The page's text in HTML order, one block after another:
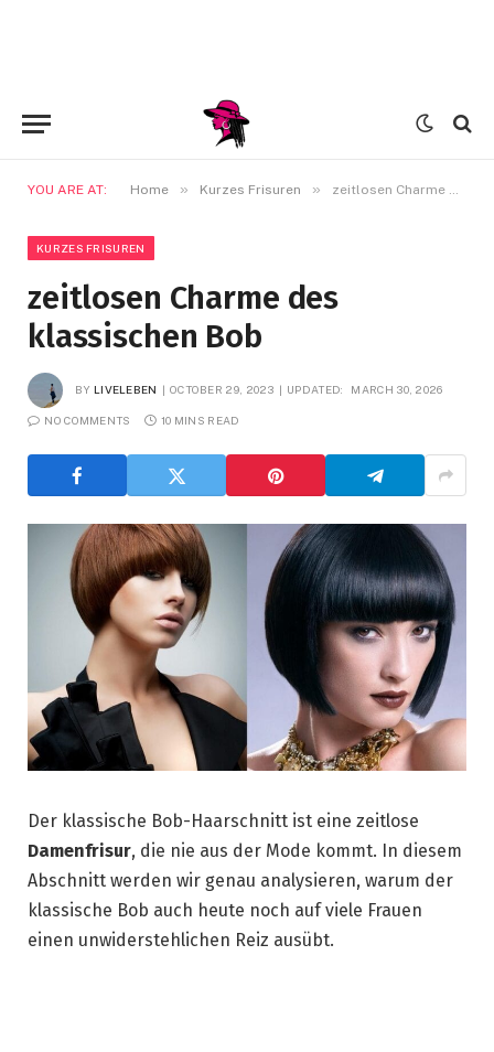
YOU ARE AT: Home » Kurzes Frisuren » zeitlosen Charme des klassischen Bob
KURZES FRISUREN
zeitlosen Charme des
klassischen Bob
BY LIVELEBEN OCTOBER 29, 2023 UPDATED: MARCH 30, 2026
NO COMMENTS 10 MINS READ
Der klassische Bob-Haarschnitt ist eine zeitlose
Damenfrisur, die nie aus der Mode kommt. In diesem
Abschnitt werden wir genau analysieren, warum der
klassische Bob auch heute noch auf viele Frauen
einen unwiderstehlichen Reiz ausübt.